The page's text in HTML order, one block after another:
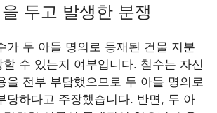
두고 발생한 분쟁
가 두 아들 명의로 등재된 건물 지분
수 있는지 여부입니다. 철수는 자신
을 전부 부담했으므로 두 아들 명의로
당하다고 주장했습니다. 반면, 두 아